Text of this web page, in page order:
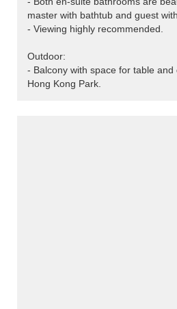
master with bathtub and guest
- Viewing highly recommended.
Outdoor:
- Balcony with space for table and
Hong Kong Park.